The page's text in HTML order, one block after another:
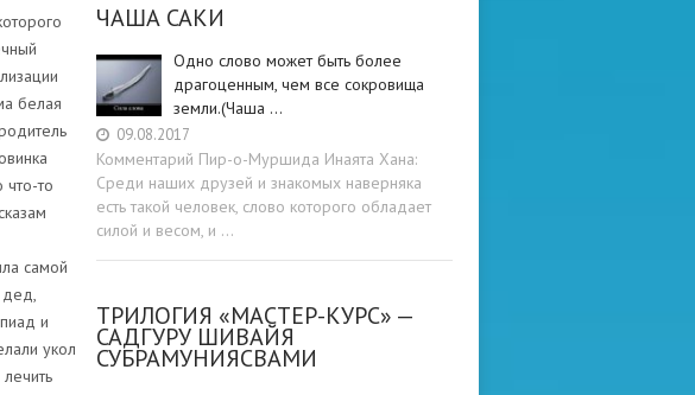
ЧАША САКИ
Одно слово может быть более
драгоценным, чем все сокровища
земли.(Чаша …
09.08.2017
Комментарий Пир-о-Муршида Инаята Хана:
Среди наших друзей и знакомых наверняка
есть такой человек, слово которого обладает
силой и весом, и …
ТРИЛОГИЯ «МАСТЕР-КУРС» —
САДГУРУ ШИВАЙЯ
СУБРАМУНИЯСВАМИ